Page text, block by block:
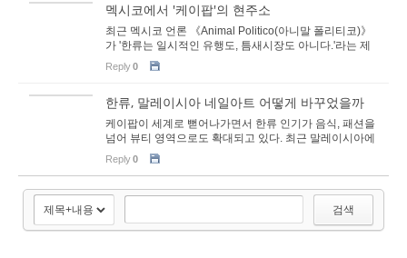
멕시코에서 '케이팝'의 현주소
최근 멕시코 언론 《Animal Politico(아니말 폴리티코)》
가 '한류는 일시적인 유행도, 틈새시장도 아니다.'라는 제
목으로 한류 분석을 기사화해 눈길을 ...
Reply0
한류, 말레이시아 네일아트 어떻게 바꾸었을까
케이팝이 세계로 뻗어나가면서 한류 인기가 음식, 패션을
넘어 뷰티 영역으로도 확대되고 있다. 최근 말레이시아에
서는 'K-네일'이라는 용어가 생길 정도...
Reply0
검색